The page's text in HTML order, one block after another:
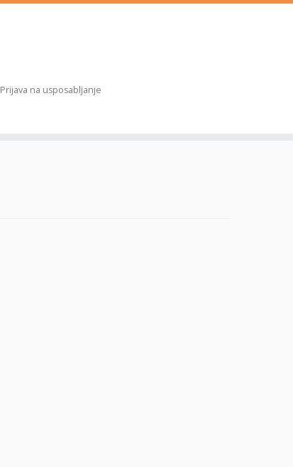
Prijava na usposabljanje